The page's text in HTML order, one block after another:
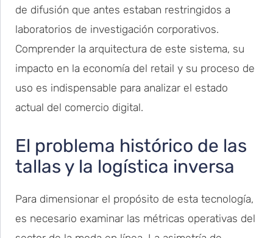
de difusión que antes estaban restringidos a
laboratorios de investigación corporativos.
Comprender la arquitectura de este sistema, su
impacto en la economía del retail y su proceso de
uso es indispensable para analizar el estado
actual del comercio digital.
El problema histórico de las
tallas y la logística inversa
Para dimensionar el propósito de esta tecnología,
es necesario examinar las métricas operativas del